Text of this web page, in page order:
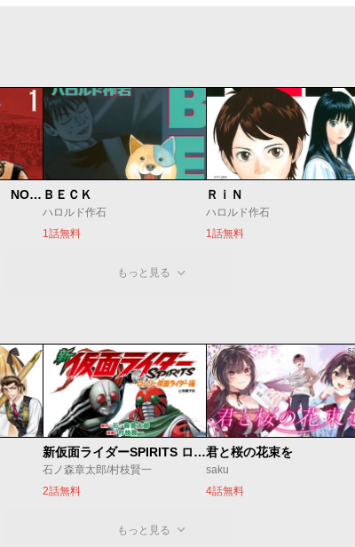
7人のシェイクスピア NON SANZ DROICT ＢＥＣＫ
ハロルド作石
1話無料
ＲｉＮ
ハロルド作石
1話無料
もっと見る
新仮面ライダーSPIRITS ロンリー仮面ライダー編
石ノ森章太郎/村枝賢一
2話無料
君と桜の花束を
saku
4話無料
もっと見る